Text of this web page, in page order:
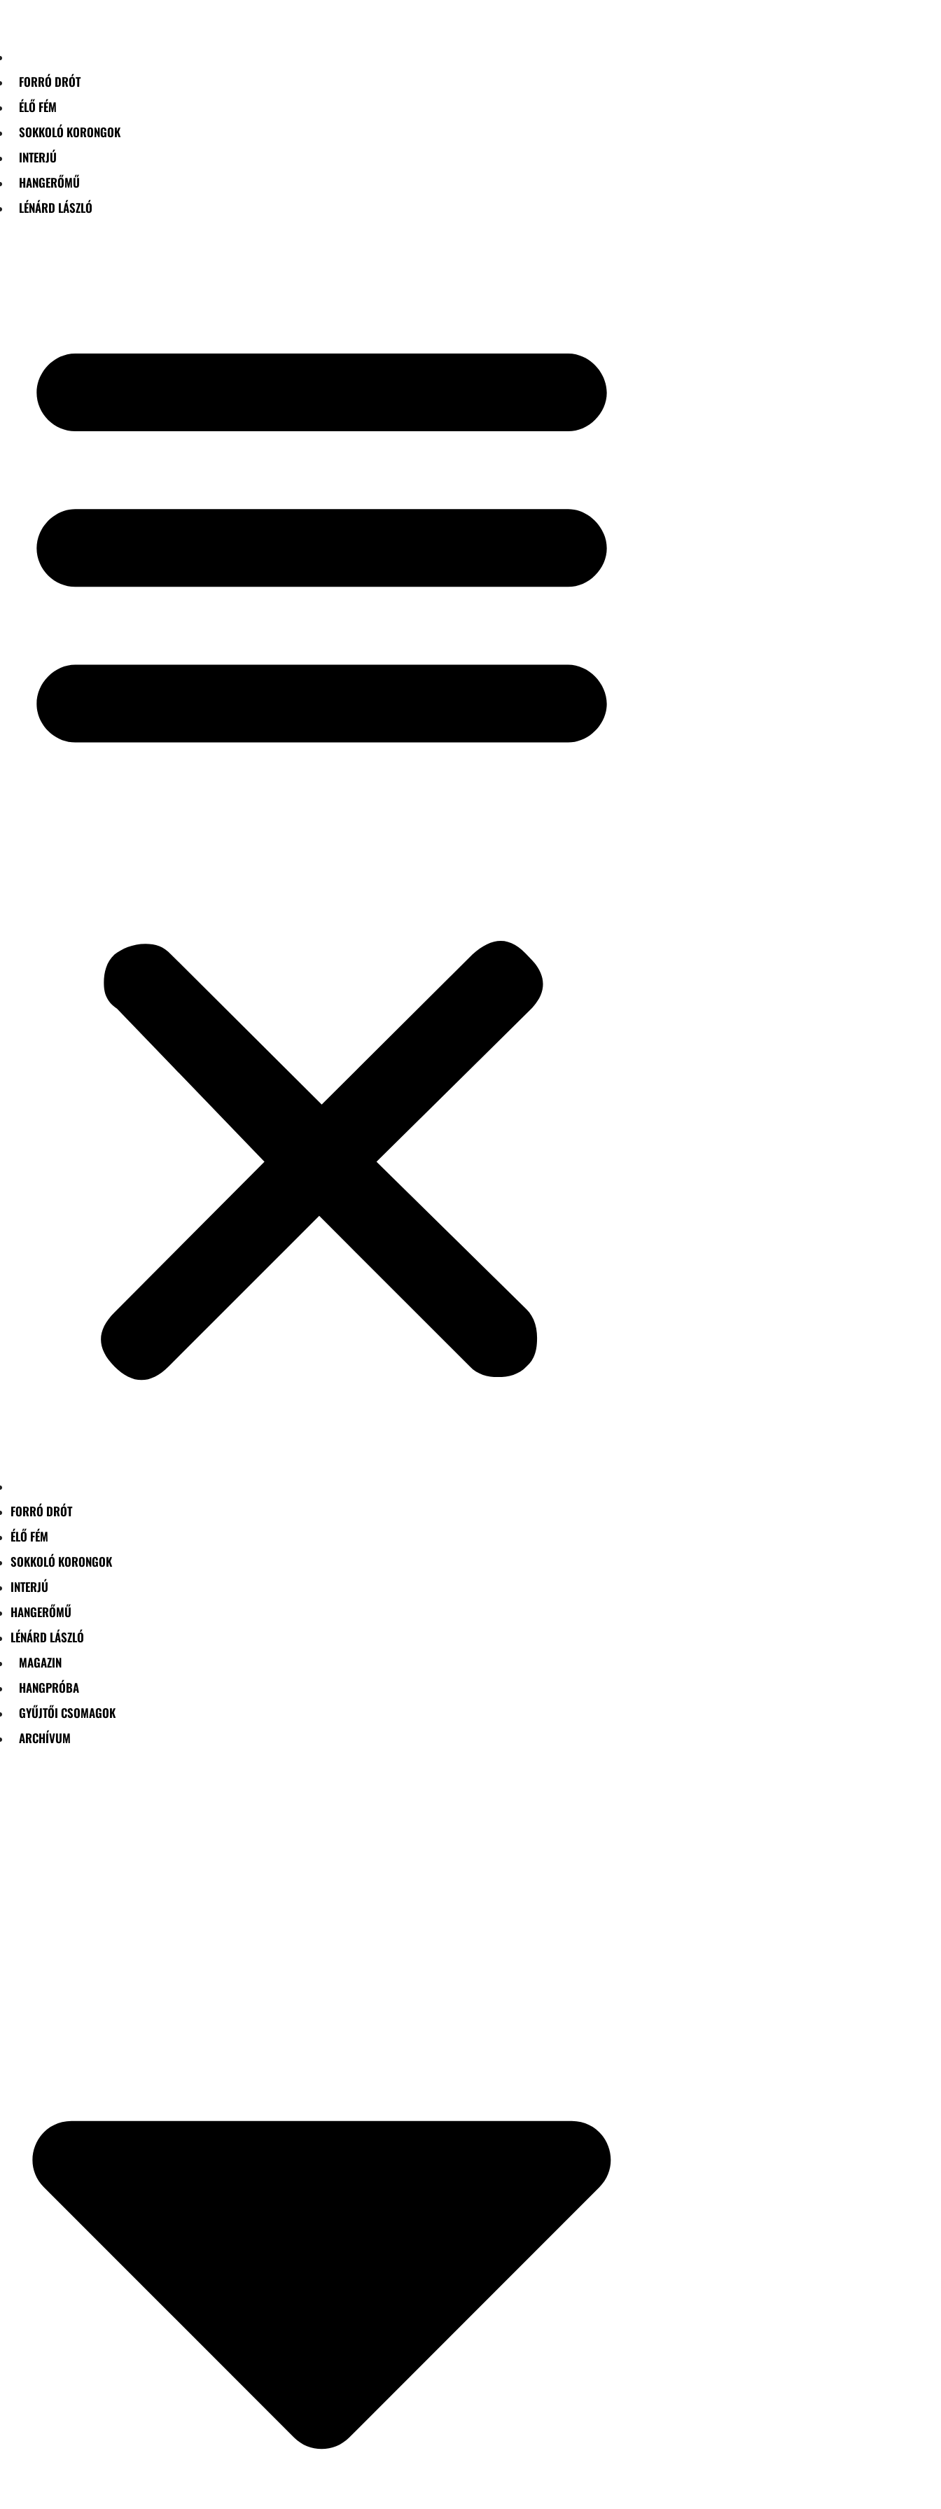
FORRÓ DRÓT
ÉLŐ FÉM
SOKKOLÓ KORONGOK
INTERJÚ
HANGERŐMŰ
LÉNÁRD LÁSZLÓ
FORRÓ DRÓT
ÉLŐ FÉM
SOKKOLÓ KORONGOK
INTERJÚ
HANGERŐMŰ
LÉNÁRD LÁSZLÓ
MAGAZIN
HANGPRÓBA
GYŰJTŐI CSOMAGOK
ARCHÍVUM